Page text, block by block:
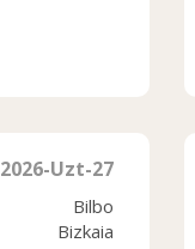
2026-Uzt-27
Bilbo
Bizkaia